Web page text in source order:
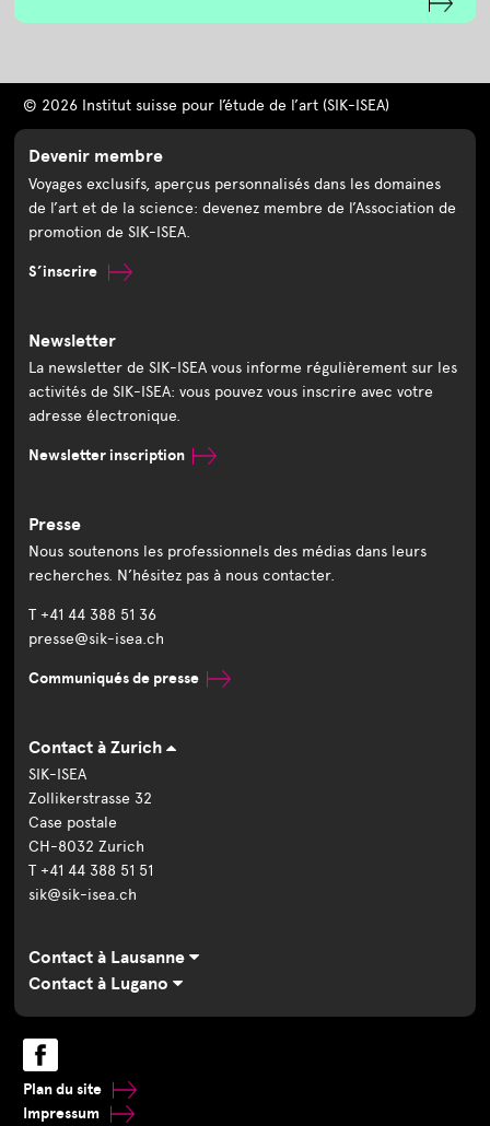
© 2026 Institut suisse pour l’étude de l’art (SIK-ISEA)
Devenir membre
Voyages exclusifs, aperçus personnalisés dans les domaines
de l’art et de la science: devenez membre de l’Association de
promotion de SIK-ISEA.
S’inscrire
Newsletter
La newsletter de SIK-ISEA vous informe régulièrement sur les
activités de SIK-ISEA: vous pouvez vous inscrire avec votre
adresse électronique.
Newsletter inscription
Presse
Nous soutenons les professionnels des médias dans leurs
recherches. N’hésitez pas à nous contacter.
T +41 44 388 51 36
presse@sik-isea.ch
Communiqués de presse
Contact à Zurich
SIK-ISEA
Zollikerstrasse 32
Case postale
CH-8032 Zurich
T +41 44 388 51 51
sik@sik-isea.ch
Contact à Lausanne
Contact à Lugano
Plan du site
Impressum